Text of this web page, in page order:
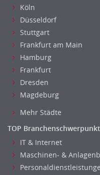
Arbeitssicherheit
Montage
Beauty, Wellness
Elektrik, Sanitär, Heizung,
Fertigung, Produktion
Gastronomie, Hotellerie
Holzhandwerk
Handwerk,
Maler, Lackierer
Mechaniker
Metallhandwerk
Raumgestaltung
Köln
Düsseldorf
Stuttgart
Frankfurt am Main
Hamburg
Frankfurt
Dresden
Magdeburg
Mehr Städte
TOP
IT & Internet
Maschinen- &